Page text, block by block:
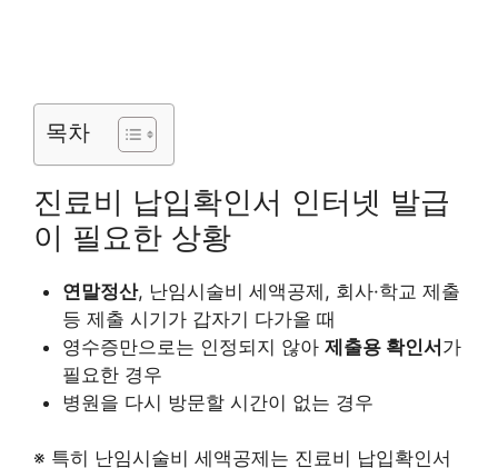
목차
진료비 납입확인서 인터넷 발급
이 필요한 상황
연말정산, 난임시술비 세액공제, 회사·학교 제출
등 제출 시기가 갑자기 다가올 때
영수증만으로는 인정되지 않아 제출용 확인서가
필요한 경우
병원을 다시 방문할 시간이 없는 경우
※ 특히 난임시술비 세액공제는 진료비 납입확인서